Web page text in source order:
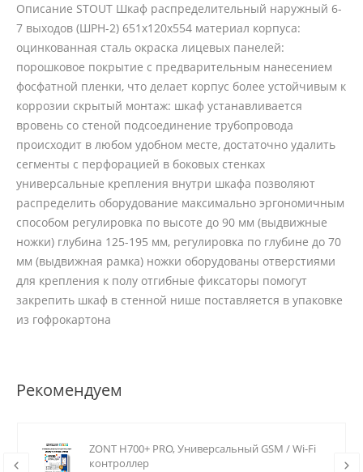
Описание STOUT Шкаф распределительный наружный 6-
7 выходов (ШРН-2) 651х120х554 материал корпуса:
оцинкованная сталь окраска лицевых панелей:
порошковое покрытие с предварительным нанесением
фосфатной пленки, что делает корпус более устойчивым к
коррозии скрытый монтаж: шкаф устанавливается
вровень со стеной подсоединение трубопровода
происходит в любом удобном месте, достаточно удалить
сегменты с перфорацией в боковых стенках
универсальные крепления внутри шкафа позволяют
распределить оборудование максимально эргономичным
способом регулировка по высоте до 90 мм (выдвижные
ножки) глубина 125-195 мм, регулировка по глубине до 70
мм (выдвижная рамка) ножки оборудованы отверстиями
для крепления к полу отгибные фиксаторы помогут
закрепить шкаф в стенной нише поставляется в упаковке
из гофрокартона
Рекомендуем
ZONT H700+ PRO, Универсальный GSM / Wi-Fi
контроллер